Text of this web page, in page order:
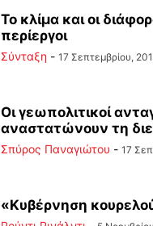
Το κλίμα και οι
περίεργοι
Σύνταξη - 17 Σεπτεμβρίου,
Οι γεωπολιτικοί
αναστατώνουν τη
Σπύρος Παναγιώτου - 17
«Κυβέρνηση